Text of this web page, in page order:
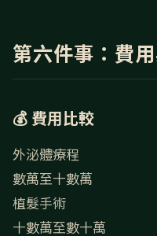
第六件事：費
💰 費用比較
外泌體療程
數萬至十數萬
植髮手術
十數萬至數十萬